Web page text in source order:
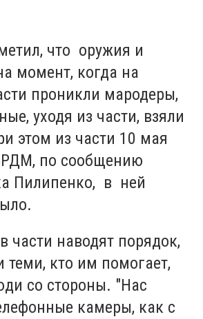
что оружия и
момент, когда на
проникли мародеры,
уходя из части, взяли
этом из части 10 мая
по сообщению
Пилипенко, в ней
части наводят порядок,
кто им помогает,
со стороны. "Нас
камеры, как с